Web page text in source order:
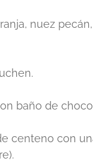
nuez
baño de
centeno con